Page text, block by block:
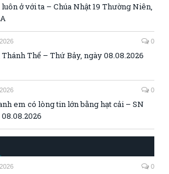
luôn ở với ta – Chúa Nhật 19 Thường Niên,
0
Thánh Thể – Thứ Bảy, ngày 08.08.2026
0
em có lòng tin lớn bằng hạt cải – SN
0